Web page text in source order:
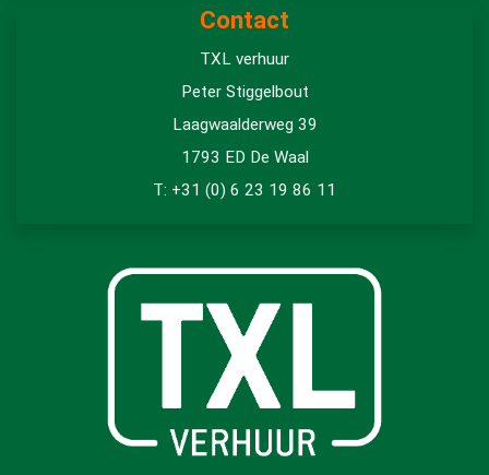
Contact
TXL verhuur
Peter Stiggelbout
Laagwaalderweg 39
1793 ED De Waal
T: +31 (0) 6 23 19 86 11